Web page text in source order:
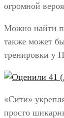
огромной
Можно найти
также может
тренировки у
«Сити»
просто